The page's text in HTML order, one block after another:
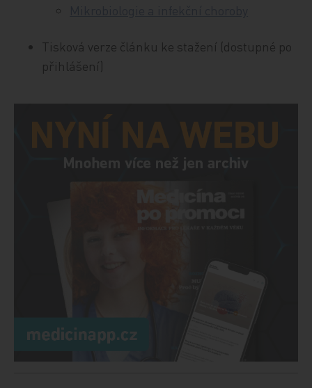
Tisková verze článku ke stažení (dostupné po
přihlášení)